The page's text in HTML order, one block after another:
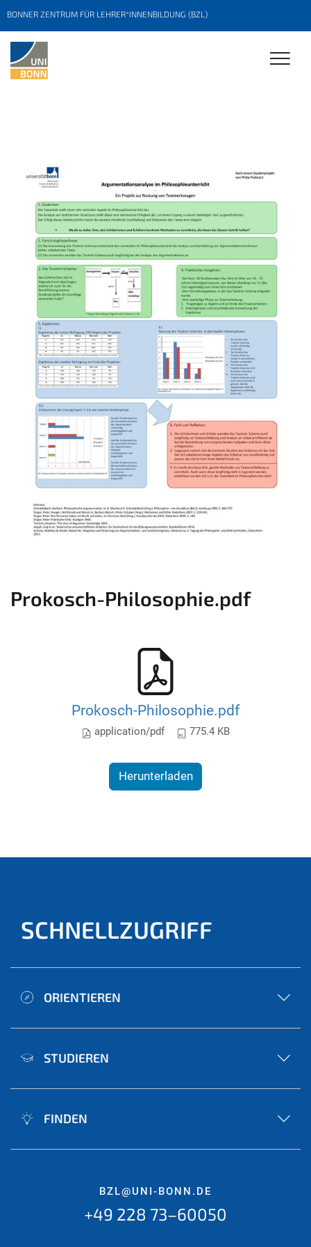
BONNER ZENTRUM FÜR LEHRER*INNENBILDUNG (BZL)
Prokosch-Philosophie.pdf
Prokosch-Philosophie.pdf
application/pdf 775.4 KB
Herunterladen
SCHNELLZUGRIFF
ORIENTIEREN
STUDIEREN
FINDEN
BZL@UNI-BONN.DE
+49 228 73–60050